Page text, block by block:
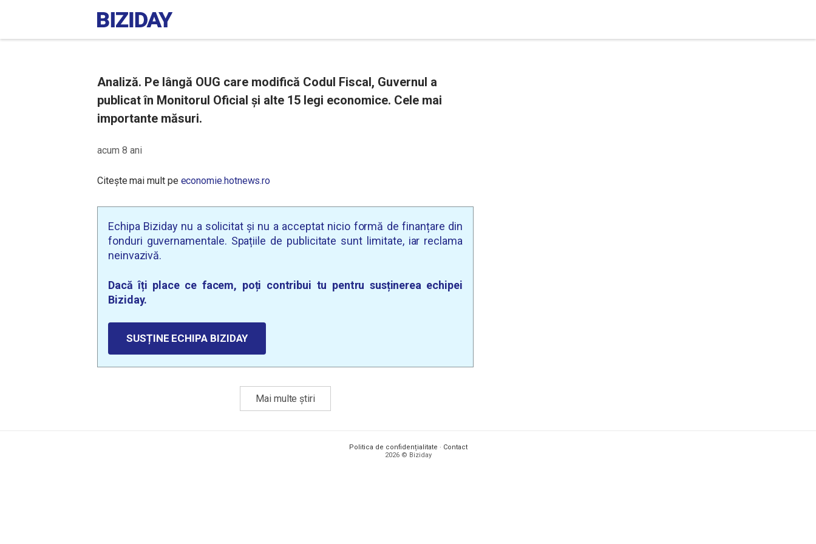
Analiză. Pe lângă OUG care modifică Codul Fiscal, Guvernul a
publicat în Monitorul Oficial și alte 15 legi economice. Cele mai
importante măsuri.
acum 8 ani
Citește mai mult pe economie.hotnews.ro
Echipa Biziday nu a solicitat și nu a acceptat nicio formă de finanțare din
fonduri guvernamentale. Spațiile de publicitate sunt limitate, iar reclama
neinvazivă.
Dacă îți place ce facem, poți contribui tu pentru susținerea echipei
Biziday.
SUSȚINE ECHIPA BIZIDAY
Mai multe știri
Politica de confidențialitate · Contact
2026 © Biziday